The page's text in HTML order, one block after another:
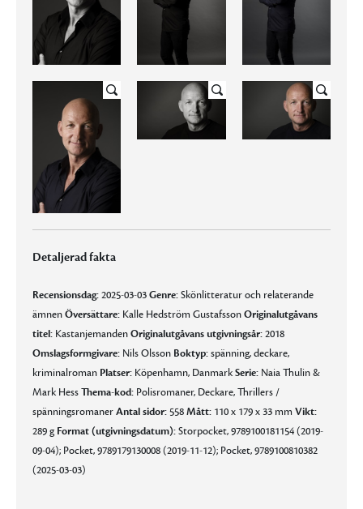
Detaljerad fakta
Recensionsdag:2025-03-03Genre:Skönlitteratur och relaterande
ämnenÖversättare: Kalle Hedström GustafssonOriginalutgåvans
titel: KastanjemandenOriginalutgåvans utgivningsår:2018
Omslagsformgivare: Nils Olsson Boktyp:spänning, deckare,
kriminalroman Platser: Köpenhamn, DanmarkSerie: Naia Thulin &
Mark HessThema-kod: Polisromaner, Deckare, Thrillers /
spänningsromanerAntal sidor:558Mått: 110 x 179 x 33 mmVikt:
289 g Format (utgivningsdatum):Storpocket, 9789100181154 (2019-
09-04); Pocket, 9789179130008 (2019-11-12); Pocket, 9789100810382
(2025-03-03)